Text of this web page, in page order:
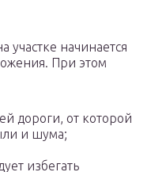
участке начинается
При этом
дороги, от которой
и шума;
избегать